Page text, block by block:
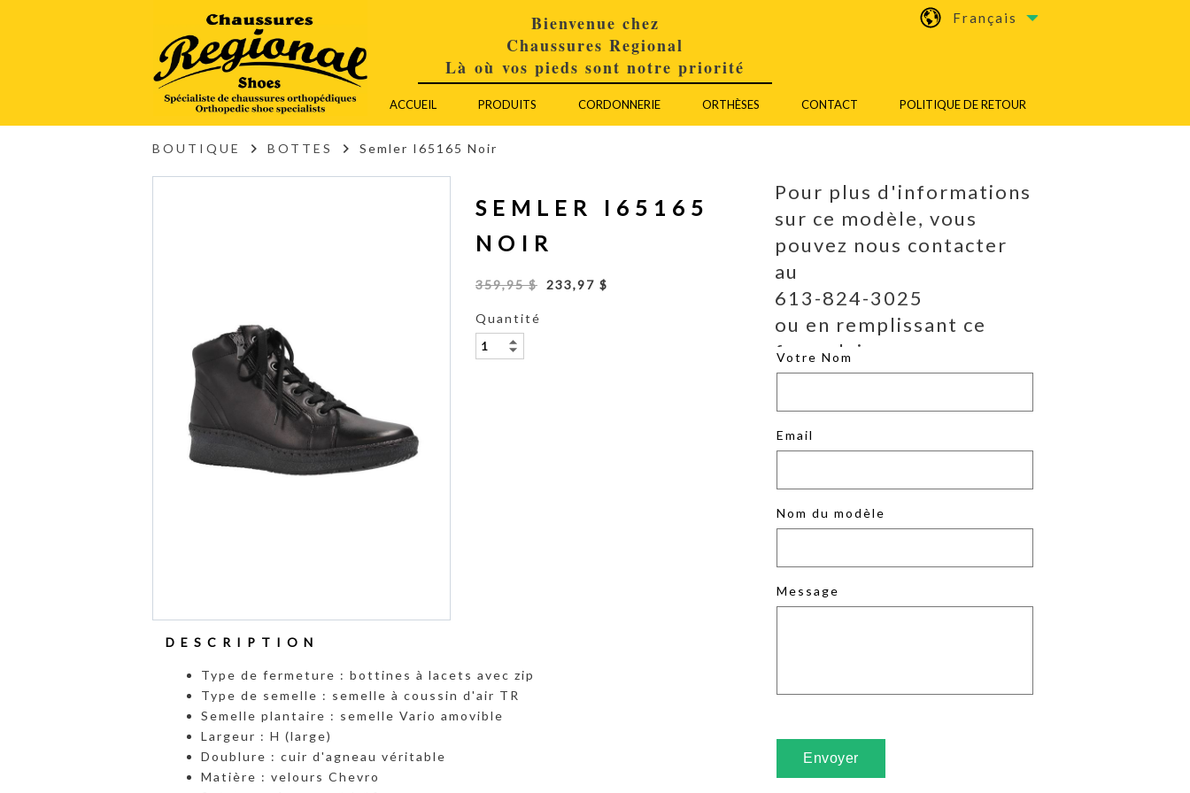
Français
Bienvenue chez
Chaussures Regional
Là où vos pieds sont notre priorité
ACCUEIL PRODUITS CORDONNERIE ORTHÈSES CONTACT POLITIQUE DE RETOUR
BOUTIQUE BOTTES Semler I65165 Noir
SEMLER I65165
NOIR
359,95 $ 233,97 $
Quantité
DESCRIPTION
Type de fermeture : bottines à lacets avec zip
Type de semelle : semelle à coussin d'air TR
Semelle plantaire : semelle Vario amovible
Largeur : H (large)
Doublure : cuir d'agneau véritable
Matière : velours Chevro
Pour plus d'informations
sur ce modèle, vous
pouvez nous contacter
au
613-824-3025
ou en remplissant ce
formulaire.
Votre Nom
Email
Nom du modèle
Message